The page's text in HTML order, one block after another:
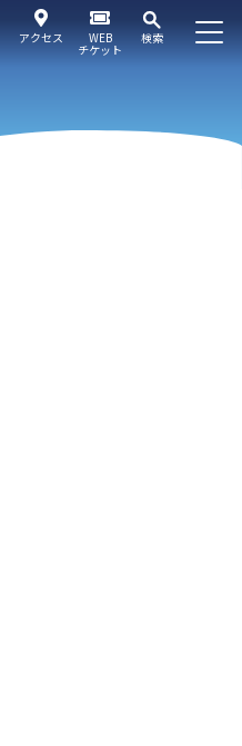
WEB
チケット
検索
アクセス